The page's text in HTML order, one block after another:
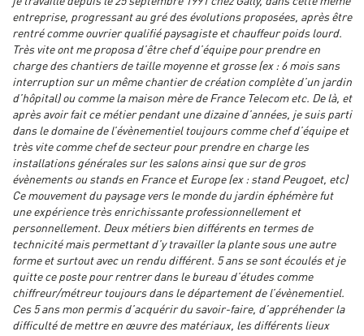
entreprise, progressant au gré des évolutions proposées, après être
rentré comme ouvrier qualifié paysagiste et chauffeur poids lourd.
Très vite ont me proposa d’être chef d’équipe pour prendre en
charge des chantiers de taille moyenne et grosse (ex : 6 mois sans
interruption sur un même chantier de création complète d’un jardin
d’hôpital) ou comme la maison mère de France Telecom etc. De là, et
après avoir fait ce métier pendant une dizaine d’années, je suis parti
dans le domaine de l’évènementiel toujours comme chef d’équipe et
très vite comme chef de secteur pour prendre en charge les
installations générales sur les salons ainsi que sur de gros
évènements ou stands en France et Europe (ex : stand Peugoet, etc)
Ce mouvement du paysage vers le monde du jardin éphémère fut
une expérience très enrichissante professionnellement et
personnellement. Deux métiers bien différents en termes de
technicité mais permettant d’y travailler la plante sous une autre
forme et surtout avec un rendu différent. 5 ans se sont écoulés et je
quitte ce poste pour rentrer dans le bureau d’études comme
chiffreur/métreur toujours dans le département de l’évènementiel.
Ces 5 ans mon permis d’acquérir du savoir-faire, d’appréhender la
difficulté de mettre en œuvre des matériaux, les différents lieux